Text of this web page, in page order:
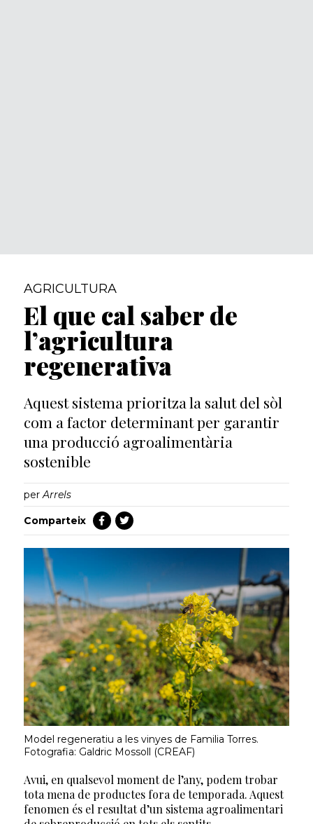
AGRICULTURA
El que cal saber de
l’agricultura
regenerativa
Aquest sistema prioritza la salut del sòl
com a factor determinant per garantir
una producció agroalimentària
sostenible
perArrels
Comparteix
Model regeneratiu a les vinyes de Familia Torres.
Fotografia: Galdric Mossoll (CREAF)
Avui, en qualsevol moment de l’any, podem trobar
tota mena de productes fora de temporada. Aquest
fenomen és el resultat d’un sistema agroalimentari